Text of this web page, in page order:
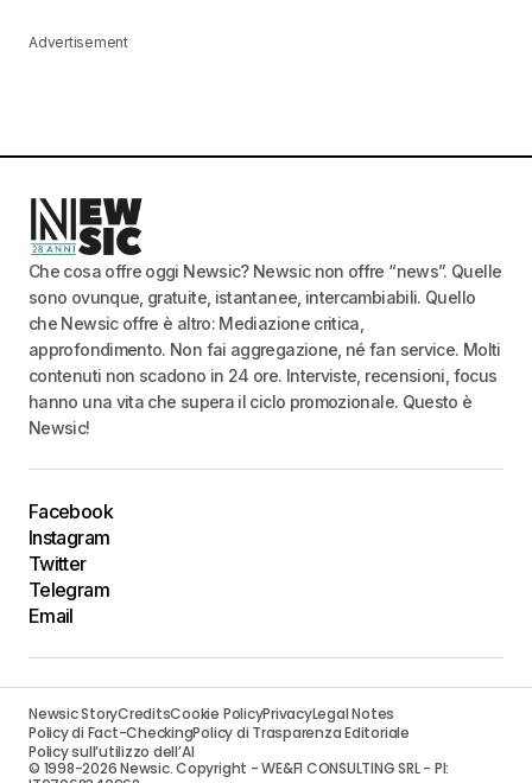
Advertisement
Che cosa offre oggi Newsic? Newsic non offre “news”. Quelle
sono ovunque, gratuite, istantanee, intercambiabili. Quello
che Newsic offre è altro: Mediazione critica,
approfondimento. Non fai aggregazione, né fan service. Molti
contenuti non scadono in 24 ore. Interviste, recensioni, focus
hanno una vita che supera il ciclo promozionale. Questo è
Newsic!
Facebook
Instagram
Twitter
Telegram
Email
Newsic StoryCreditsCookie PolicyPrivacyLegal Notes
Policy di Fact-CheckingPolicy di Trasparenza Editoriale
Policy sull’utilizzo dell’AI
© 1998-2026 Newsic. Copyright - WE&FI CONSULTING SRL - PI: